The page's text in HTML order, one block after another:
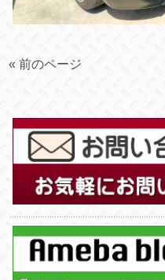
« 前のページ